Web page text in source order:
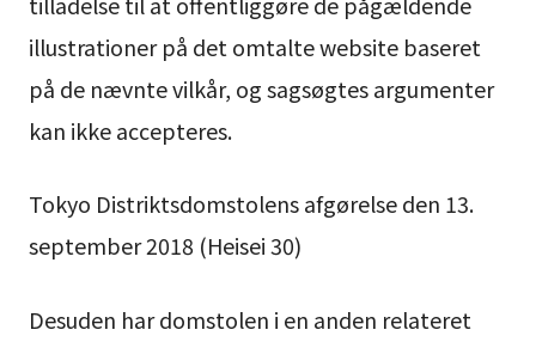
illustrationer på det omtalte website baseret
på de nævnte vilkår, og sagsøgtes argumenter
kan ikke accepteres.
Tokyo Distriktsdomstolens afgørelse den 13.
september 2018 (Heisei 30)
Desuden har domstolen i en anden relateret